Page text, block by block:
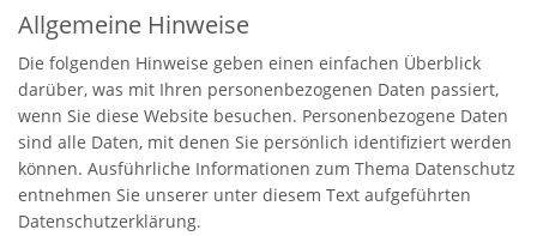
Allgemeine Hinweise
Die folgenden Hinweise geben einen einfachen Überblick
darüber, was mit Ihren personenbezogenen Daten passiert,
wenn Sie diese Website besuchen. Personenbezogene Daten
sind alle Daten, mit denen Sie persönlich identifiziert werden
können. Ausführliche Informationen zum Thema Datenschutz
entnehmen Sie unserer unter diesem Text aufgeführten
Datenschutzerklärung.